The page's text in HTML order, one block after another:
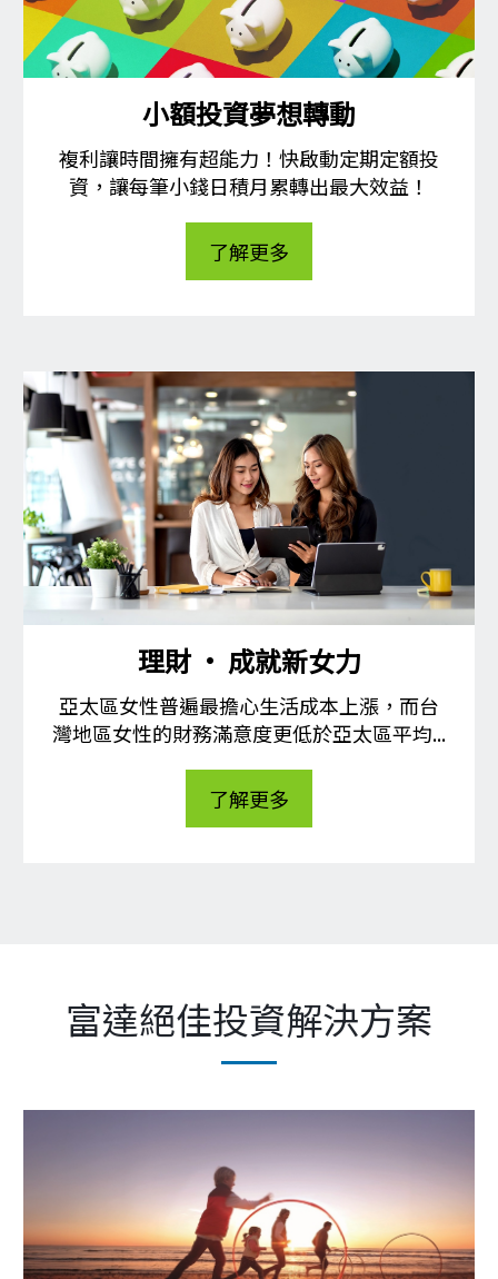
富達絕佳投資解決方案